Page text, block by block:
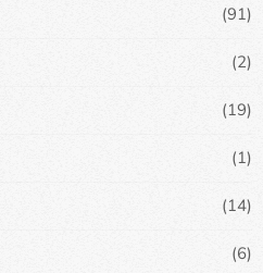
(91)
(2)
(19)
(1)
(14)
(6)